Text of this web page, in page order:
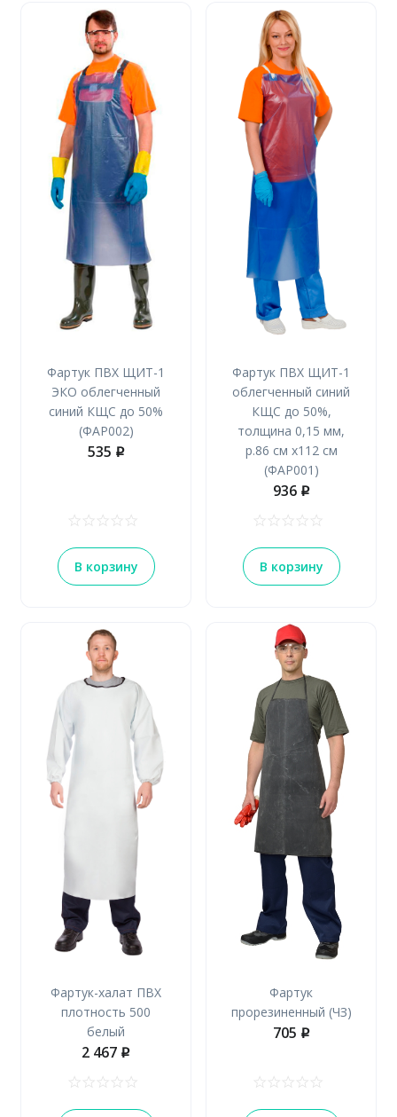
Фартук ПВХ ЩИТ-1
ЭКО облегченный
синий КЩС до 50%
(ФАР002)
535 p
В корзину
Фартук ПВХ ЩИТ-1
облегченный синий
КЩС до 50%,
толщина 0,15 мм,
р.86 см х112 см
(ФАР001)
936 p
В корзину
Фартук-халат ПВХ
плотность 500
белый
2 467 p
Фартук
прорезиненный (ЧЗ)
705 p